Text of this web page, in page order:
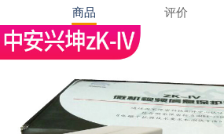
商品 评价